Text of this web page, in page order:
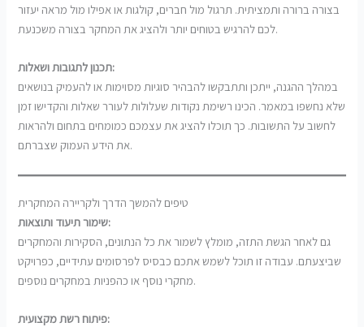
בצורה ברורה ותמציתית. תרגול מול חברים, קולגות או אפילו מול מראה יעזור
לכם להרגיש בטוחים יותר ולהציג את המחקר בצורה משכנעת.
תכנון לתגובות ושאלות:
במהלך ההגנה, ייתכן ותתבקשו להבהיר סוגיות מסוימות או להעמיק בנושאים
שלא נחשפו במאמר. הכינו רשימת נקודות שעלולות לעורר שאלות והקדישו זמן
לחשוב על התשובות. כך תוכלו להציג את עצמכם כמומחים בתחום ולהראות
את הידע העמוק שצברתם.
טיפים להמשך הדרך ולקריירה המחקרית
שימור תיעוד ותוצאות:
גם לאחר הגשת התזה, מומלץ לשמור את כל הנתונים, הסקירות והמחקרים
שביצעתם. עבודה זו תוכל לשמש אתכם כבסיס לפרסומים עתידיים, כפרויקט
מחקרי נוסף או כהפניות במחקרים נוספים.
פיתוח רשת מקצועית: